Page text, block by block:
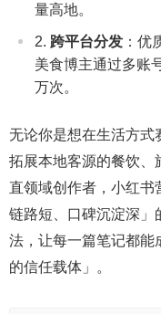
量高地。
跨平台分发 ：优
美食博主通过多账
万次。
无论你是想在生活方式
拓展本地客源的餐饮、
直领域创作者，小红书
链路短、口碑沉淀深」
法，让每一篇笔记都能
的信任载体」。